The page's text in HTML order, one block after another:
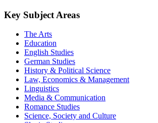
Key Subject Areas
The Arts
Education
English Studies
German Studies
History & Political Science
Law, Economics & Management
Linguistics
Media & Communication
Romance Studies
Science, Society and Culture